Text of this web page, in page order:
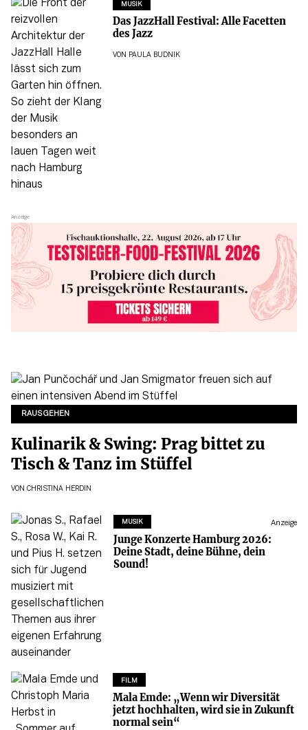
MUSIK
Das JazzHall Festival: Alle Facetten
des Jazz
VON PAULA BUDNIK
RAUSGEHEN
Kulinarik & Swing: Prag bittet zu
Tisch & Tanz im Stüffel
VON CHRISTINA HERDIN
MUSIK Anzeige
Junge Konzerte Hamburg 2026:
Deine Stadt, deine Bühne, dein
Sound!
FILM
Mala Emde: „Wenn wir Diversität
jetzt hochhalten, wird sie in Zukunft
normal sein“